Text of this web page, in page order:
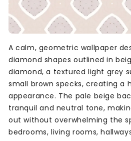
A calm, geometric wallpaper
diamond shapes outlined in
diamond, a textured light grey
small brown specks, creating a
appearance. The pale beige
tranquil and neutral tone,
out without overwhelming the
bedrooms, living rooms,